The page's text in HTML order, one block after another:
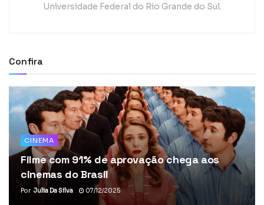
Universidade Federal do Rio Grande do Sul.
Confira
CINEMA
Filme com 91% de aprovação chega aos
cinemas do Brasil
Por Julia Da Silva 07/12/2025